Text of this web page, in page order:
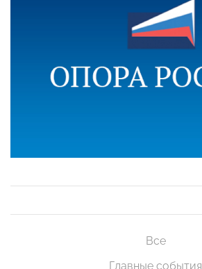
Все
Главные события